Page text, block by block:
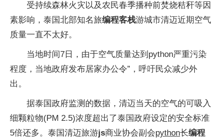
受持续森林火灾以及农民春季播种前焚烧秸秆等因
素影响，泰国北部知名旅编程客栈游城市清迈近期空气
质量一直不太好。
当地时间7日，由于空气质量达到python严重污染
程度，当地政府发布居家办公令”，呼吁民众减少外
出。
据泰国政府监测的数据，清迈当天的空气的可吸入
细颗粒物(PM 2.5)浓度超出了泰国政府设定的安全标准
5倍还多。泰国清迈旅游js商业协会副会python长编程